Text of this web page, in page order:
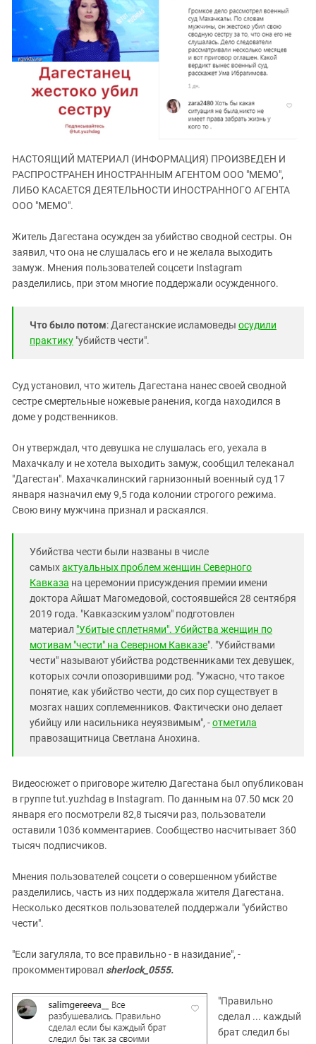
ЗАСТАВЛЯЕТ
КАВКАЗ ЗА ПАЛЕСТИНУ
ИНАКОМЫСЛИЕ В ЧЕЧНЕ
ПРЕСЛЕДОВАНИЕ АКТИВИСТОВ
МОБИЛИЗАЦИЯ И ПРОТЕСТЫ
Дагестан
Ингушетия
Кабардино-Балкария
Калмыкия
Карачаево-Черкесия
Краснодарский край
Российская Федерация
Ростовская область
Северная Осетия - Алания
Ставропольский край
Чечня
Южный Кавказ
ЮФО
НАСТОЯЩИЙ МАТЕРИАЛ (ИНФОРМАЦИЯ) ПРОИЗВЕДЕН И
РАСПРОСТРАНЕН ИНОСТРАННЫМ АГЕНТОМ ООО "МЕМО",
ЛИБО КАСАЕТСЯ ДЕЯТЕЛЬНОСТИ ИНОСТРАННОГО АГЕНТА
ООО "МЕМО".
Житель Дагестана осужден за убийство сводной сестры. Он
заявил, что она не слушалась его и не желала выходить
замуж. Мнения пользователей соцсети Instagram
разделились, при этом многие поддержали осужденного.
Что было потом: Дагестанские исламоведы осудили
практику "убийств чести".
Суд установил, что житель Дагестана нанес своей сводной
сестре смертельные ножевые ранения, когда находился в
доме у родственников.
Он утверждал, что девушка не слушалась его, уехала в
Махачкалу и не хотела выходить замуж, сообщил телеканал
"Дагестан". Махачкалинский гарнизонный военный суд 17
января назначил ему 9,5 года колонии строгого режима.
Свою вину мужчина признал и раскаялся.
Убийства чести были названы в числе
самыхактуальных проблем женщин Северного
Кавказа на церемонии присуждения премии имени
доктора Айшат Магомедовой, состоявшейся 28 сентября
2019 года. "Кавказским узлом" подготовлен
материал "Убитые сплетнями". Убийства женщин по
мотивам "чести" на Северном Кавказе". "Убийствами
чести" называют убийства родственниками тех девушек,
которых сочли опозорившими род. "Ужасно, что такое
понятие, как убийство чести, до сих пор существует в
мозгах наших соплеменников. Фактически оно делает
убийцу или насильника неуязвимым", -отметила
правозащитница Светлана Анохина.
Видеосюжет о приговоре жителю Дагестана был опубликован
в группе tut.yuzhdag в Instagram. По данным на 07.50 мск 20
января его посмотрели 82,8 тысячи раз, пользователи
оставили 1036 комментариев. Сообщество насчитывает 360
тысяч подписчиков.
Мнения пользователей соцсети о совершенном убийстве
разделились, часть из них поддержала жителя Дагестана.
Несколько десятков пользователей поддержали "убийство
чести".
"Если загуляла, то все правильно - в назидание", -
прокомментировал sherlock_0555.
"Правильно
сделал ... каждый
брат следил бы